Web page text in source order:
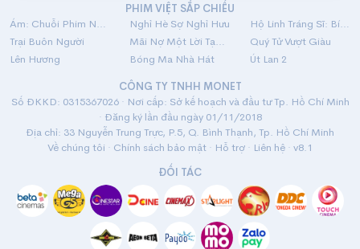
PHIM VIỆT SẮP CHIẾU
Ám: Chuỗi Phim Ngắn Linh Dị
Nghỉ Hè Sợ Nghỉ Hưu
Hộ Linh Tráng Sĩ: Bí Ẩn Mộ Vua Đinh
Trại Buôn Người
Mãi Nợ Một Lời Tạm Biệt
Quý Tử Vượt Giàu
Lên Hương
Bóng Ma Nhà Hát
Út Lan 2
CÔNG TY TNHH MONET
Số ĐKKD: 0315367026 · Nơi cấp: Sở kế hoạch và đầu tư Tp. Hồ Chí Minh
· Đăng ký lần đầu ngày 01/11/2018
Địa chỉ: 33 Nguyễn Trung Trực, P.5, Q. Bình Thạnh, Tp. Hồ Chí Minh
Về chúng tôi · Chính sách bảo mật · Hỗ trợ · Liên hệ · v8.1
ĐỐI TÁC